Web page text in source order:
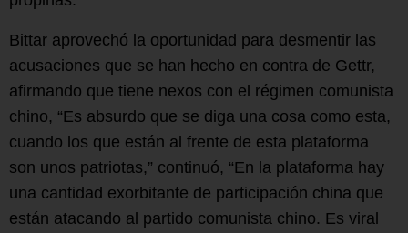
Bittar aprovechó la oportunidad para desmentir las
acusaciones que se han hecho en contra de Gettr,
afirmando que tiene nexos con el régimen comunista
chino, “Es absurdo que se diga una cosa como esta,
cuando los que están al frente de esta plataforma
son unos patriotas,” continuó, “En la plataforma hay
una cantidad exorbitante de participación china que
están atacando al partido comunista chino. Es viral